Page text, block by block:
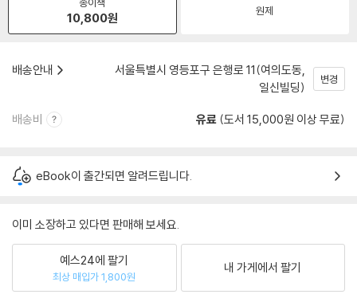
10,800원 원제
배송안내
서울특별시 영등포구 은행로 11(여의도동,
일신빌딩)
변경
배송비 유료 (도서 15,000원 이상 무료)
eBook이 출간되면 알려드립니다.
이미 소장하고 있다면 판매해 보세요.
예스24에 팔기
최상 매입가 1,800원
내 가게에서 팔기